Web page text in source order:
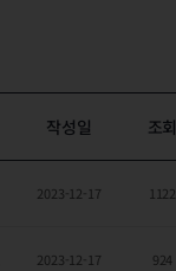
작성일 조회
2023-12-17 1122
2023-12-17 924